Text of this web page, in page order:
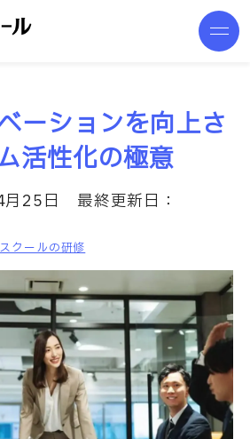
ーションを向上さ
活性化の極意
25日
最終更新日：
クールの研修